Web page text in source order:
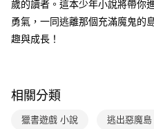
消。如遇「轉專審核」未通過狀況，
法說明評估內容。
1.分期款項不併入電信帳單，「大哥
1.本服務係由「台灣大哥大股份有限
２．便利：只要手機號碼，簡訊認證
３．安心：先確認商品／服務後，再
３．收到繳費通知簡訊後14天內，點
※ 請注意：結帳手續完成當下不需
運送方式
付款後全家取貨
每筆NT$70，滿NT$800(含以上)
每筆NT$70，滿NT$800(含以上)
國內宅配/郵寄 (不適用離島、海
歲的讀者。這本少年小說將帶你
勇氣，一同逃離那個充滿魔鬼的
趣與成長！
相關分類
獵書遊戲 小說 逃出惡魔